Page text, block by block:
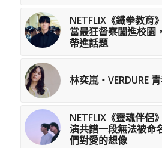
NETFLIX《鐵拳教育
當最狂督察闖進校園
帶進話題
林奕嵐・VERDURE
NETFLIX《靈魂伴侶
演共譜一段無法被命
們對愛的想像